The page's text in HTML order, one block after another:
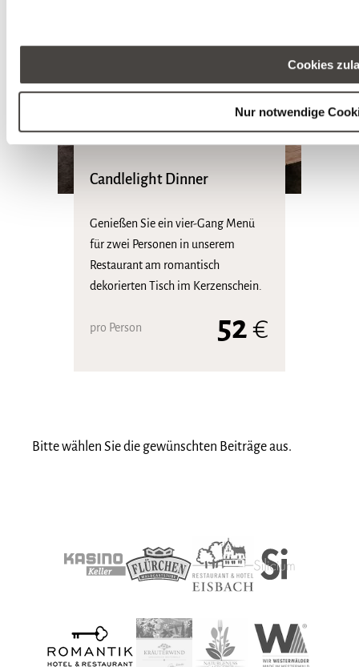
Cookies
Nur notwendige
Candlelight Dinner
Genießen Sie ein vier-Gang Menü
für zwei Personen in unserem
Restaurant am romantisch
dekorierten Tisch im Kerzenschein.
pro Person 52€
Bitte wählen Sie die gewünschten Beiträge aus.